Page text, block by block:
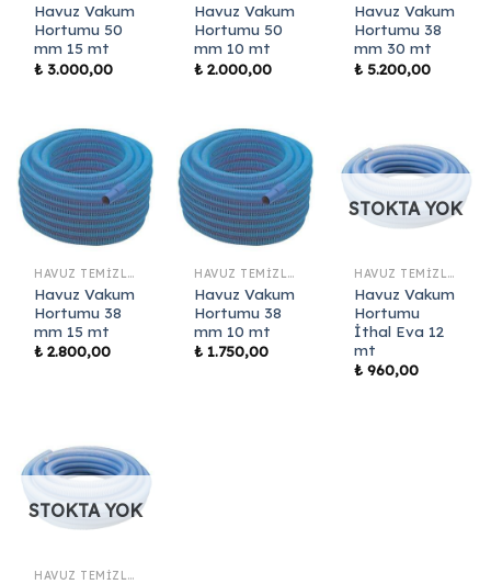
Havuz Vakum
Hortumu 50
mm 15 mt
₺ 3.000,00
Havuz Vakum
Hortumu 50
mm 10 mt
₺ 2.000,00
Havuz Vakum
Hortumu 38
mm 30 mt
₺ 5.200,00
HAVUZ TEMIZLIK EKIPMANLARI
Havuz Vakum
Hortumu 38
mm 15 mt
₺ 2.800,00
HAVUZ TEMIZLIK EKIPMANLARI
Havuz Vakum
Hortumu 38
mm 10 mt
₺ 1.750,00
STOKTA YOK
HAVUZ TEMIZLIK EKIPMANLARI
Havuz Vakum
Hortumu
İthal Eva 12
mt
₺ 960,00
STOKTA YOK
HAVUZ TEMIZLIK EKIPMANLARI